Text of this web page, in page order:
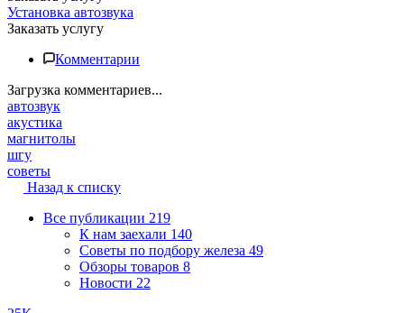
Установка автозвука
Заказать услугу
Комментарии
Загрузка комментариев...
автозвук
акустика
магнитолы
шгу
советы
Назад к списку
Все публикации 219
К нам заехали 140
Советы по подбору железа 49
Обзоры товаров 8
Новости 22